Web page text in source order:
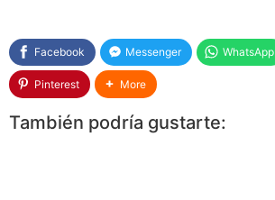
Facebook Messenger WhatsApp
Pinterest More
También podría gustarte: